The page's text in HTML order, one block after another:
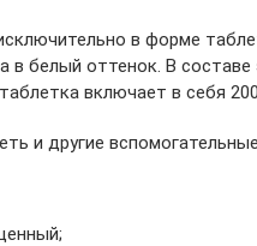
в форме
в белый оттенок. В
включает в себя
и другие